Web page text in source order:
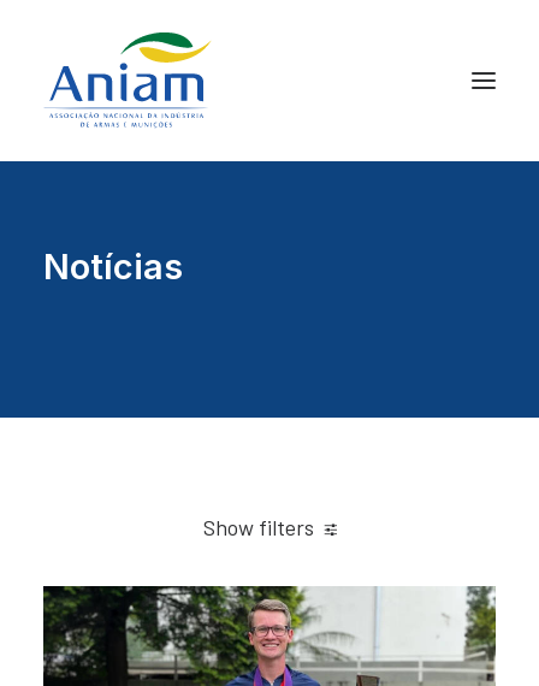
Notícias
Show filters